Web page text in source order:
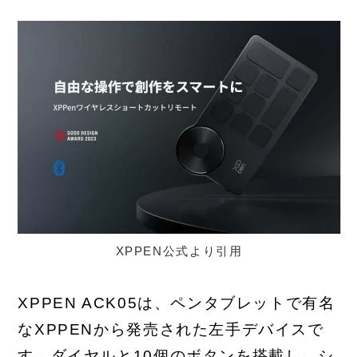
XPPEN公式より引用
XPPEN ACK05は、ペンタブレットで有名
なXPPENから発売された左手デバイスで